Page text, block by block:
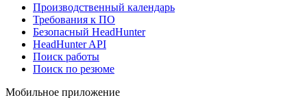
Производственный календарь
Требования к ПО
Безопасный HeadHunter
HeadHunter API
Поиск работы
Поиск по резюме
Мобильное приложение